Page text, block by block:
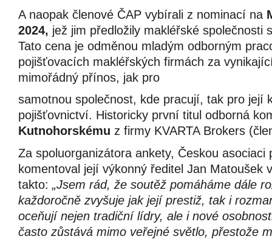
A naopak členové ČAP vybírali z nominací na
2024, jež jim předložily makléřské společnosti
Tato cena je odměnou mladým odborným
pojišťovacích makléřských firmách za
mimořádný přínos, jak pro
samotnou společnost, kde pracují, tak pro její
pojišťovnictví. Historicky první titul odborná
Kutnohorskému z firmy KVARTA Brokers
Za spoluorganizátora ankety, Českou asociaci
komentoval její výkonný ředitel Jan Matoušek
takto: „Jsem rád, že soutěž pomáháme dále
každoročně zvyšuje jak její prestiž, tak i
oceňují nejen tradiční lídry, ale i nové
často zůstává mimo veřejné světlo, přestože